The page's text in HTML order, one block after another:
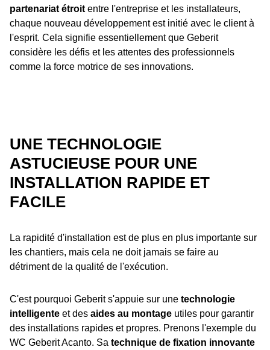
partenariat étroit entre l'entreprise et les installateurs,
chaque nouveau développement est initié avec le client à
l'esprit. Cela signifie essentiellement que Geberit
considère les défis et les attentes des professionnels
comme la force motrice de ses innovations.
UNE TECHNOLOGIE
ASTUCIEUSE POUR UNE
INSTALLATION RAPIDE ET
FACILE
La rapidité d'installation est de plus en plus importante sur
les chantiers, mais cela ne doit jamais se faire au
détriment de la qualité de l'exécution.
C'est pourquoi Geberit s'appuie sur une technologie
intelligente et des aides au montage utiles pour garantir
des installations rapides et propres. Prenons l'exemple du
WC Geberit Acanto. Sa technique de fixation innovante